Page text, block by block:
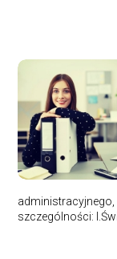
szczególności: